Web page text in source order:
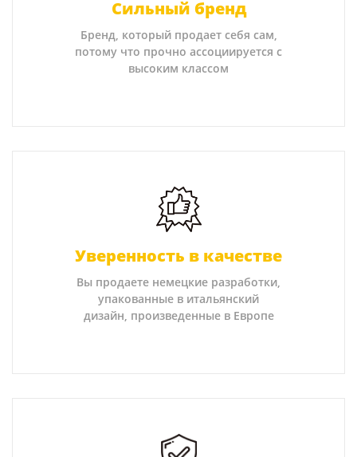
Сильный бренд
Бренд, который продает себя сам,
потому что прочно ассоциируется с
высоким классом
Уверенность в качестве
Вы продаете немецкие разработки,
упакованные в итальянский
дизайн, произведенные в Европе